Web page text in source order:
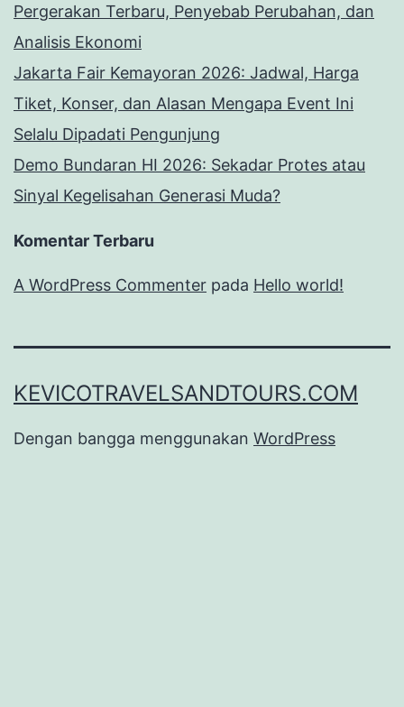
Pergerakan Terbaru, Penyebab Perubahan, dan
Analisis Ekonomi
Jakarta Fair Kemayoran 2026: Jadwal, Harga
Tiket, Konser, dan Alasan Mengapa Event Ini
Selalu Dipadati Pengunjung
Demo Bundaran HI 2026: Sekadar Protes atau
Sinyal Kegelisahan Generasi Muda?
Komentar Terbaru
A WordPress Commenter pada Hello world!
KEVICOTRAVELSANDTOURS.COM
Dengan bangga menggunakan WordPress